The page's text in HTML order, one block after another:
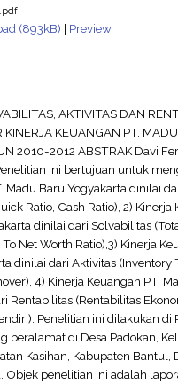
(893kB) | Preview
AKTIVITAS DAN
KEUANGAN PT.
2010-2012 ABSTRAK Davi
ini bertujuan untuk
Madu Baru Yogyakarta dinilai
Ratio, Cash Ratio), 2) Kinerja
dinilai dari Solvabilitas
Net Worth Ratio),3) Kinerja
dinilai dari Aktivitas (Inventory
4) Kinerja Keuangan PT.
Rentabilitas (Rentabilitas
Penelitian ini dilakukan di
beralamat di Desa Padokan,
Kasihan, Kabupaten Bantul,
Objek penelitian ini adalah